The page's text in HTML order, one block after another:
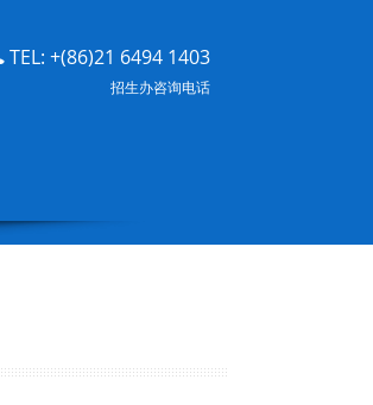
TEL: +(86)21 6494 1403
招生办咨询电话